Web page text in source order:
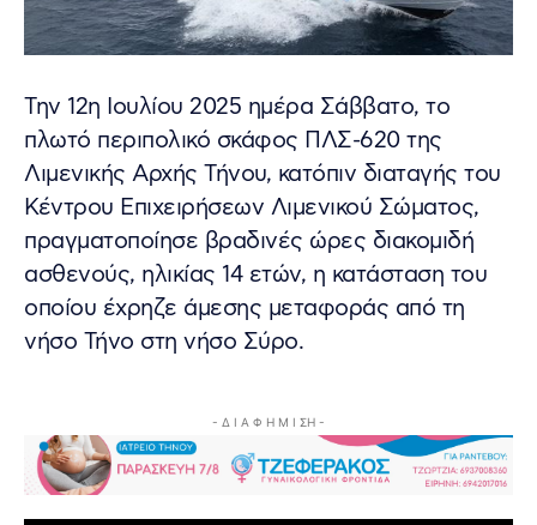
Την 12η Ιουλίου 2025 ημέρα Σάββατο, το
πλωτό περιπολικό σκάφος ΠΛΣ-620 της
Λιμενικής Αρχής Τήνου, κατόπιν διαταγής του
Κέντρου Επιχειρήσεων Λιμενικού Σώματος,
πραγματοποίησε βραδινές ώρες διακομιδή
ασθενούς, ηλικίας 14 ετών, η κατάσταση του
οποίου έχρηζε άμεσης μεταφοράς από τη
νήσο Τήνο στη νήσο Σύρο.
- Δ Ι Α Φ Η Μ Ι ΣΗ -